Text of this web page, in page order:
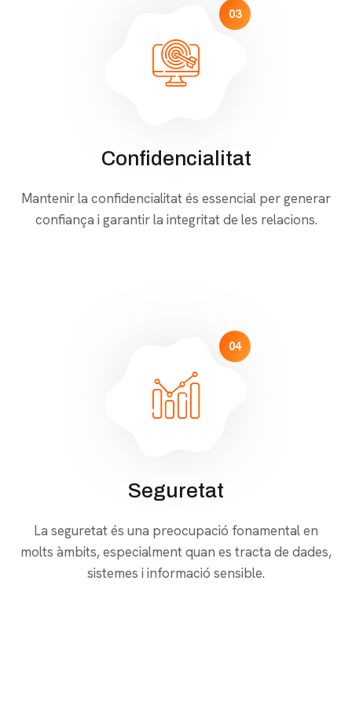
03
Confidencialitat
Mantenir la confidencialitat és essencial per generar
confiança i garantir la integritat de les relacions.
04
Seguretat
La seguretat és una preocupació fonamental en
molts àmbits, especialment quan es tracta de dades,
sistemes i informació sensible.